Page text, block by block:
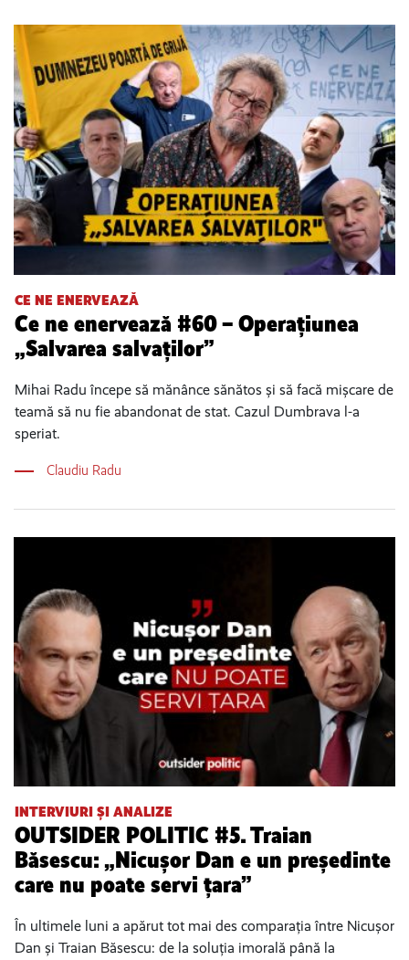
CE NE ENERVEAZĂ
Ce ne enervează #60 – Operațiunea
„Salvarea salvaților”
Mihai Radu începe să mănânce sănătos și să facă mișcare de
teamă să nu fie abandonat de stat. Cazul Dumbrava l-a
speriat.
Claudiu Radu
INTERVIURI ȘI ANALIZE
OUTSIDER POLITIC #5. Traian
Băsescu: „Nicușor Dan e un președinte
care nu poate servi țara”
În ultimele luni a apărut tot mai des comparația între Nicușor
Dan și Traian Băsescu: de la soluția imorală până la